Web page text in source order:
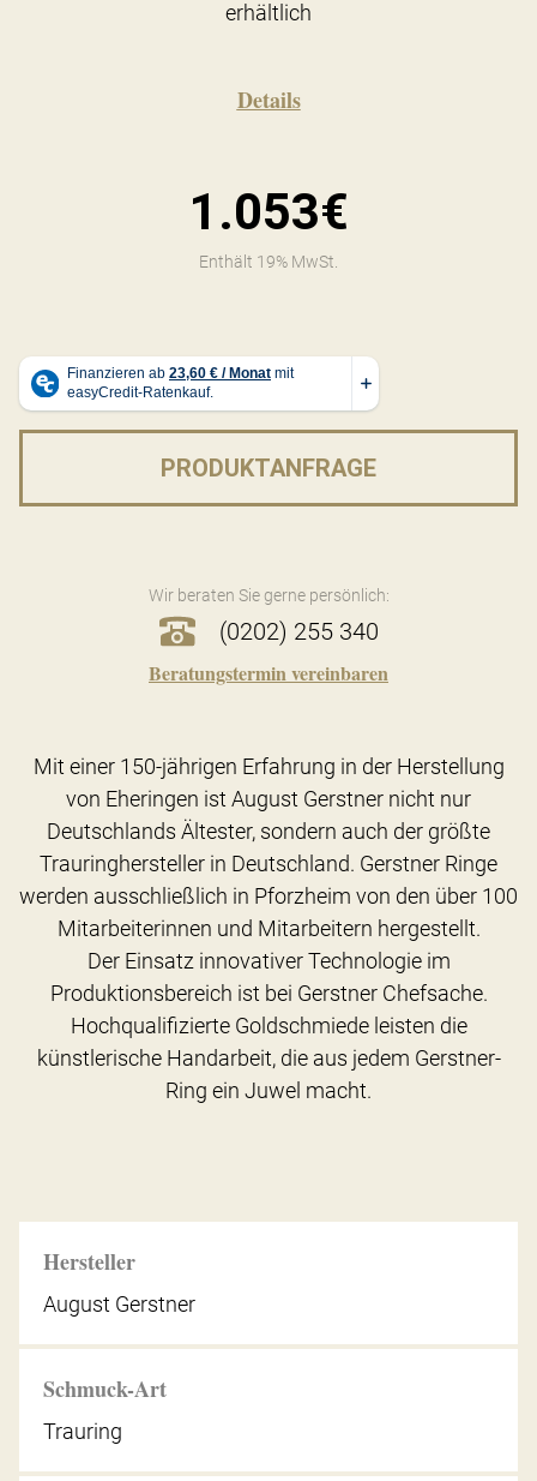
erhältlich
Details
1.053€
Enthält 19% MwSt.
PRODUKTANFRAGE
Wir beraten Sie gerne persönlich:
(0202) 255 340
Beratungstermin vereinbaren
Hersteller
August Gerstner
Schmuck-Art
Trauring
Mit einer 150-jährigen Erfahrung in der Herstellung
von Eheringen ist August Gerstner nicht nur
Deutschlands Ältester, sondern auch der größte
Trauringhersteller in Deutschland. Gerstner Ringe
werden ausschließlich in Pforzheim von den über 100
Mitarbeiterinnen und Mitarbeitern hergestellt.
Der Einsatz innovativer Technologie im
Produktionsbereich ist bei Gerstner Chefsache.
Hochqualifizierte Goldschmiede leisten die
künstlerische Handarbeit, die aus jedem Gerstner-
Ring ein Juwel macht.